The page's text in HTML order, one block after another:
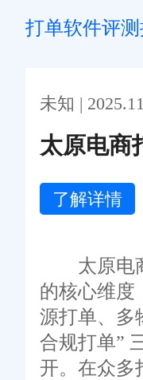
打单软件评
未知 |
太原电商
了解详情
太原电商
的核心维度
源打单、多
合规打单” 三大本地核心需求展
开。在众多